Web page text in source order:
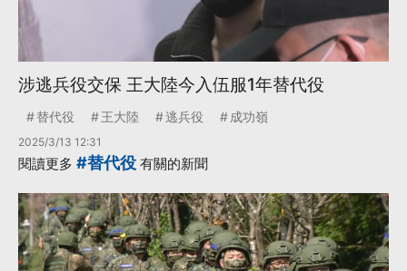
涉逃兵役交保 王大陸今入伍服1年替代役
替代役 王大陸 逃兵役 成功嶺
2025/3/13 12:31
閱讀更多 #替代役 有關的新聞